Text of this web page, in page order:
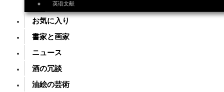
英语文献
お気に入り
書家と画家
ニュース
酒の冗談
油絵の芸術